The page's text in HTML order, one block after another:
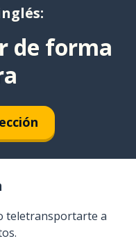
de forma
teletransportarte a